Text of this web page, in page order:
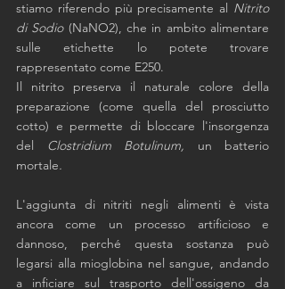
stiamo riferendo più precisamente al Nitrito
di Sodio (NaNO2), che in ambito alimentare
sulle etichette lo potete trovare
rappresentato come E250.
Il nitrito preserva il naturale colore della
preparazione (come quella del prosciutto
cotto) e permette di bloccare l'insorgenza
del Clostridium Botulinum, un batterio
mortale.
L'aggiunta di nitriti negli alimenti è vista
ancora come un processo artificioso e
dannoso, perché questa sostanza può
legarsi alla mioglobina nel sangue, andando
a inficiare sul trasporto dell'ossigeno da